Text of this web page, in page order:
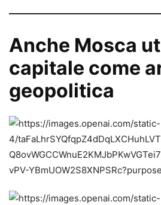
Anche Mosca
capitale come
geopolitica